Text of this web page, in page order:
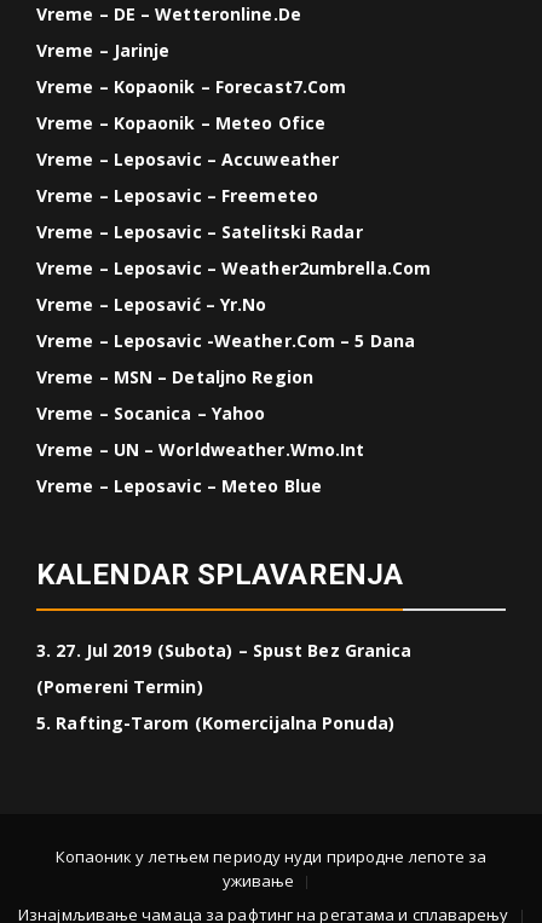
Vreme – DE – Wetteronline.de
Vreme – Jarinje
Vreme – Kopaonik – Forecast7.com
Vreme – Kopaonik – Meteo Ofice
Vreme – Leposavic – Accuweather
Vreme – Leposavic – Freemeteo
Vreme – Leposavic – Satelitski Radar
Vreme – Leposavic – Weather2umbrella.com
Vreme – Leposavić – Yr.no
Vreme – Leposavic -weather.com – 5 Dana
Vreme – MSN – Detaljno Region
Vreme – Socanica – Yahoo
Vreme – UN – Worldweather.wmo.int
Vreme – Leposavic – Meteo Blue
KALENDAR SPLAVARENJA
3. 27. Jul 2019 (Subota) – Spust Bez Granica
(Pomereni Termin)
5. Rafting-Tarom (Komercijalna Ponuda)
Копаоник у летњем периоду нуди природне лепоте за
уживање
Изнајмљивање чамаца за рафтинг на регатама и сплаварењу